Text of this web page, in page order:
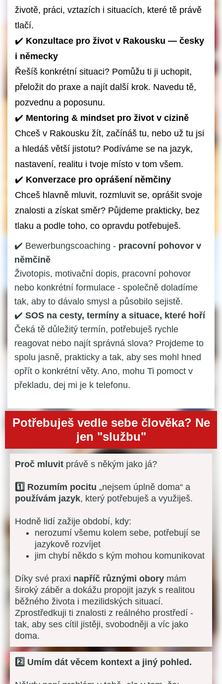
životě, práci, vztazích i situacích, které tě právě
tlačí.
✔️ Konzultace pro život v Rakousku — česky
i německy
Řešíš konkrétní situaci? Pomůžu ti ji uchopit,
přeložit do praxe a najít další krok. Navedu tě,
pozvednu a poposunu.
✔️ Mentoring & mindset pro život v cizině
Chceš v Rakousku žít, začínáš tu, nebo už tu jsi
a hledáš větší jistotu? Podíváme se na jazyk,
nastavení, realitu i tvoje místo v tom všem.
✔️ Konverzace pro oprášení němčiny
Chceš hlavně mluvit, rozmluvit se, oprášit svoje
znalosti a získat směr? Půjdeme prakticky, bez
tlaku a podle toho, co opravdu potřebuješ.
✔️ Bewerbungscoaching - pracovní pohovor v
němčině
Životopis, motivační dopis, pracovní pohovor
nebo konkrétní formulace - společně doladíme
tak, aby to dávalo smysl a působilo sejistě.
✔️ SOS na cesty, termíny a situace, které hoří
Čeká tě důležitý termín, potřebuješ rychle
reagovat nebo najít správná slova? Projdeme to
spolu jasně, prakticky a tak, aby ses mohl hned
opřít o konkrétní věty. Ano, mohu Ti pomoct v
překladu, dej mi je k telefonu.
Potřebuješ vedle sebe člověka? Ne
jen "službu"
Proč mluvit právě s někým jako já?
1️⃣ Rozumím pocitu „nejsem úplně doma“ a
používám jazyk, který potřebuješ a využiješ.
Hodně lidí zažije období, kdy:
nerozumí všemu kolem sebe, potřebují se
jazykově rozvíjet
jim chybí někdo s kým mohou komunikovat
Díky své praxi napříč různými obory mám
široký záběr a dokážu propojit jazyk s realitou
běžného života i mezilidských situací.
Zprostředkuji ti znalosti z reálného prostředí -
tak, aby ses cítil jistěji, svobodněji a víc jako
doma.
2️⃣ Umím dát věcem kontext a jiný pohled.